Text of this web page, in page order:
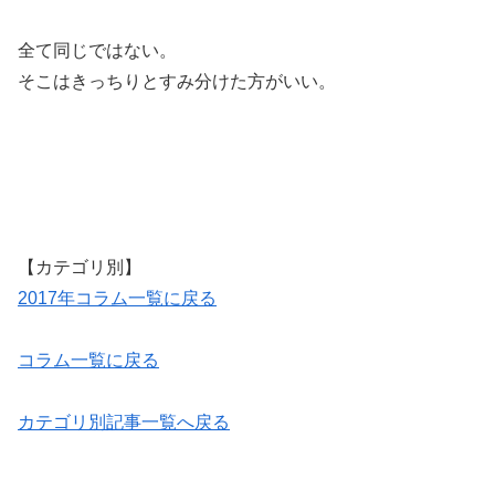
全て同じではない。
そこはきっちりとすみ分けた方がいい。
【カテゴリ別】
2017年コラム一覧に戻る
コラム一覧に戻る
カテゴリ別記事一覧へ戻る